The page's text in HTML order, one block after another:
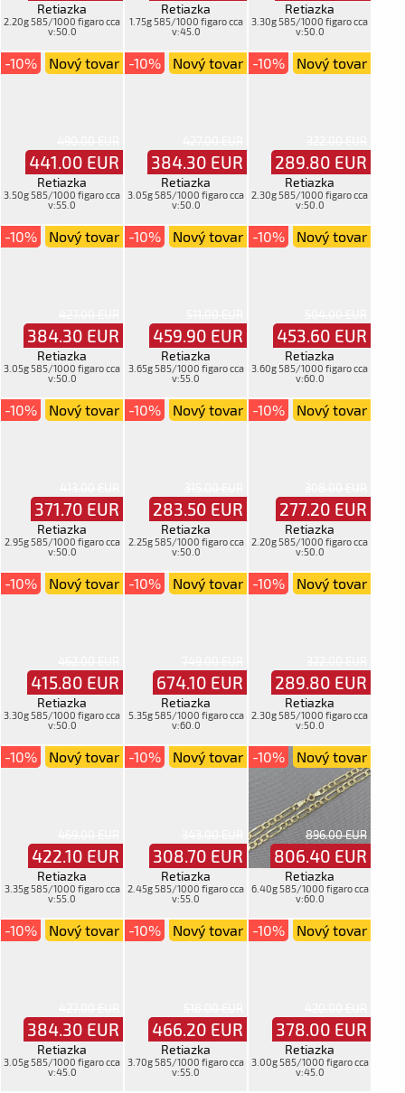
Retiazka
2.20g 585/1000 figaro cca
v:50.0
Retiazka
1.75g 585/1000 figaro cca
v:45.0
Retiazka
3.30g 585/1000 figaro cca
v:50.0
-10%
441.00 EUR
Nový tovar
Retiazka
3.50g 585/1000 figaro cca
v:55.0
-10%
384.30 EUR
Nový tovar
Retiazka
3.05g 585/1000 figaro cca
v:50.0
-10%
289.80 EUR
Nový tovar
Retiazka
2.30g 585/1000 figaro cca
v:50.0
-10%
384.30 EUR
Nový tovar
Retiazka
3.05g 585/1000 figaro cca
v:50.0
-10%
459.90 EUR
Nový tovar
Retiazka
3.65g 585/1000 figaro cca
v:55.0
-10%
453.60 EUR
Nový tovar
Retiazka
3.60g 585/1000 figaro cca
v:60.0
-10%
371.70 EUR
Nový tovar
Retiazka
2.95g 585/1000 figaro cca
v:50.0
-10%
283.50 EUR
Nový tovar
Retiazka
2.25g 585/1000 figaro cca
v:50.0
-10%
277.20 EUR
Nový tovar
Retiazka
2.20g 585/1000 figaro cca
v:50.0
-10%
415.80 EUR
Nový tovar
Retiazka
3.30g 585/1000 figaro cca
v:50.0
-10%
674.10 EUR
Nový tovar
Retiazka
5.35g 585/1000 figaro cca
v:60.0
-10%
289.80 EUR
Nový tovar
Retiazka
2.30g 585/1000 figaro cca
v:50.0
-10%
422.10 EUR
Nový tovar
Retiazka
3.35g 585/1000 figaro cca
v:55.0
-10%
308.70 EUR
Nový tovar
Retiazka
2.45g 585/1000 figaro cca
v:55.0
-10%
896.00 EUR
806.40 EUR
Nový tovar
Retiazka
6.40g 585/1000 figaro cca
v:60.0
-10%
384.30 EUR
Nový tovar
Retiazka
3.05g 585/1000 figaro cca
v:45.0
-10%
466.20 EUR
Nový tovar
Retiazka
3.70g 585/1000 figaro cca
v:55.0
-10%
378.00 EUR
Nový tovar
Retiazka
3.00g 585/1000 figaro cca
v:45.0